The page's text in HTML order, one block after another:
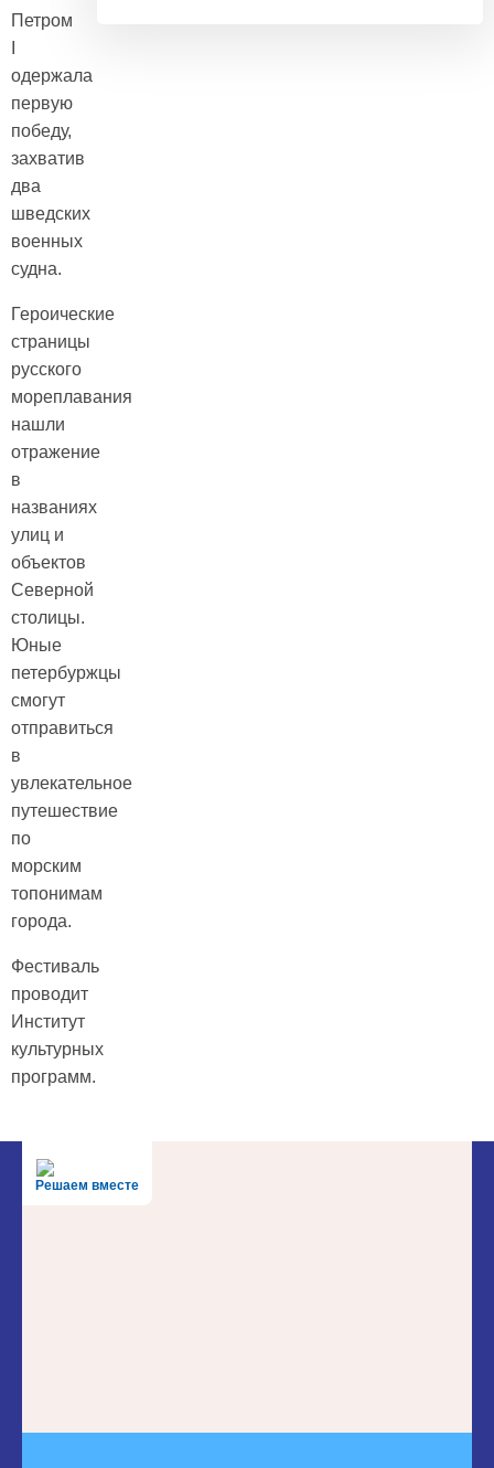
Петром
одержала
первую
победу,
захватив
два
шведских
военных
судна.
Героические
страницы
русского
мореплавания
нашли
отражение
в
названиях
улиц и
объектов
Северной
столицы.
Юные
петербуржцы
смогут
отправиться
в
увлекательное
путешествие
по
морским
топонимам
города.
Фестиваль
проводит
Институт
культурных
программ.
Решаем вместе